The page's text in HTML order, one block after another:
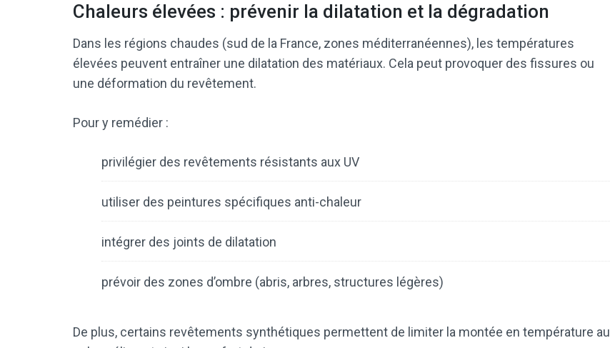
Chaleurs élevées : prévenir la dilatation et la dégradation
Dans les régions chaudes (sud de la France, zones méditerranéennes), les températures
élevées peuvent entraîner une dilatation des matériaux. Cela peut provoquer des fissures ou
une déformation du revêtement.
Pour y remédier :
privilégier des revêtements résistants aux UV
utiliser des peintures spécifiques anti-chaleur
intégrer des joints de dilatation
prévoir des zones d’ombre (abris, arbres, structures légères)
De plus, certains revêtements synthétiques permettent de limiter la montée en température au